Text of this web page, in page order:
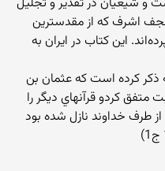
نجف اشرف كه از مقدسترين‌
اين‌ كتاب‌ در ايران‌ به‌
ذكر كرده‌ است‌ كه‌ عثمان‌ بن‌
متفق‌ كردو قرآنهاي‌ ديگر را
طرف‌ خداوند نازل‌ شده‌ بود